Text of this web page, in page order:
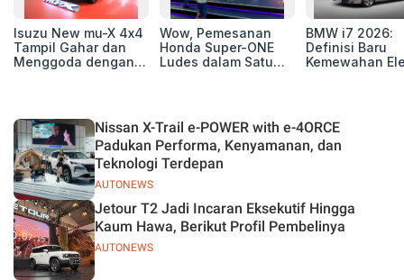
Isuzu New mu-X 4x4
Tampil Gahar dan
Menggoda dengan
Wow, Pemesanan
Honda Super-ONE
Ludes dalam Satu
BMW i7 2026:
Definisi Baru
Kemewahan
AUTONEWS
Nissan X-Trail e-POWER with e-4ORCE
Padukan Performa, Kenyamanan, dan
Teknologi Terdepan
AUTONEWS
Jetour T2 Jadi Incaran Eksekutif Hingga
Kaum Hawa, Berikut Profil Pembelinya